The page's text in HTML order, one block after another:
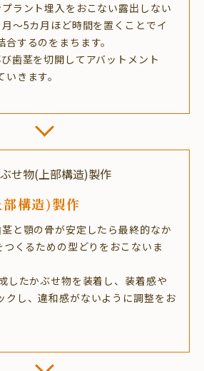
ラント埋入をおこない露出しない
～5カ月ほど時間を置くことでイ
するのをまちます。
歯茎を切開してアバットメント
いきます。
構造)製作
と顎の骨が安定したら最終的なか
くるための型どりをおこないま
したかぶせ物を装着し、装着感や
クし、違和感がないように調整をお